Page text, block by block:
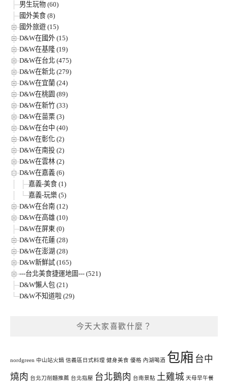
男生玩物 (60)
國外美食 (8)
國外旅遊 (15)
D&W在國外 (15)
D&W在基隆 (19)
D&W在台北 (475)
D&W在新北 (279)
D&W在宜蘭 (24)
D&W在桃園 (89)
D&W在新竹 (33)
D&W在苗栗 (3)
D&W在台中 (40)
D&W在彰化 (2)
D&W在南投 (2)
D&W在雲林 (2)
D&W在嘉義 (6)
嘉義-美食 (1)
嘉義-玩樂 (5)
D&W在台南 (12)
D&W在高雄 (10)
D&W在屏東 (0)
D&W在花蓮 (28)
D&W在澎湖 (28)
D&W新鮮試 (165)
---台北美食捷運地圖--- (521)
D&W懶人包 (21)
D&W不知道啦 (29)
今天大家喜歡什麼？
nordgreen 中山站火鍋 信義區日式料理 健身美食 優格 內湖喝酒 包廂 台中
燒肉
台北刀削麵推薦 台北指壓 台北鵝肉 台南景點 土雞城 天母早午餐